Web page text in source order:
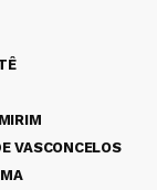
VASCONCELOS